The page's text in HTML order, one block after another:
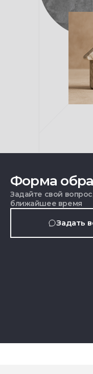
Форма
Задайте свой
ближайшее время
Задать